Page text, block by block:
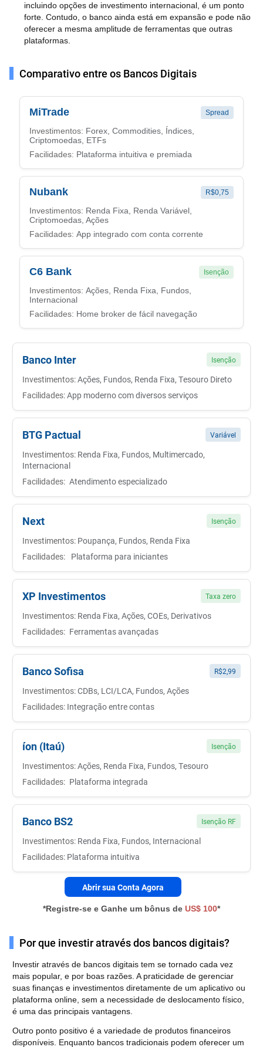
incluindo opções de investimento internacional, é um ponto
forte. Contudo, o banco ainda está em expansão e pode não
oferecer a mesma amplitude de ferramentas que outras
plataformas.
Comparativo entre os Bancos Digitais
MiTrade Spread
Investimentos: Forex, Commodities, Índices,
Criptomoedas, ETFs
Facilidades: Plataforma intuitiva e premiada
Nubank R$0,75
Investimentos: Renda Fixa, Renda Variável,
Criptomoedas, Ações
Facilidades: App integrado com conta corrente
C6 Bank Isenção
Investimentos: Ações, Renda Fixa, Fundos,
Internacional
Facilidades: Home broker de fácil navegação
Banco Inter Isenção
Investimentos:Ações, Fundos, Renda Fixa, Tesouro Direto
Facilidades:App moderno com diversos serviços
BTG Pactual Variável
Investimentos: Renda Fixa, Fundos, Multimercado,
Internacional
Facilidades: Atendimento especializado
Next Isenção
Investimentos: Poupança, Fundos, Renda Fixa
Facilidades: Plataforma para iniciantes
XP Investimentos Taxa zero
Investimentos: Renda Fixa, Ações, COEs, Derivativos
Facilidades: Ferramentas avançadas
Banco Sofisa R$2,99
Investimentos:CDBs, LCI/LCA, Fundos, Ações
Facilidades: Integração entre contas
íon (Itaú) Isenção
Investimentos:Ações, Renda Fixa, Fundos, Tesouro
Facilidades: Plataforma integrada
Banco BS2 Isenção RF
Investimentos: Renda Fixa, Fundos, Internacional
Facilidades: Plataforma intuitiva
Abrir sua Conta Agora
*Registre-se e Ganhe um bônus de US$ 100*
Por que investir através dos bancos digitais?
Investir através de bancos digitais tem se tornado cada vez
mais popular, e por boas razões. A praticidade de gerenciar
suas finanças e investimentos diretamente de um aplicativo ou
plataforma online, sem a necessidade de deslocamento físico,
é uma das principais vantagens.
Outro ponto positivo é a variedade de produtos financeiros
disponíveis. Enquanto bancos tradicionais podem oferecer um